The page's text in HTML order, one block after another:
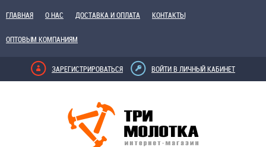
ГЛАВНАЯ О НАС ДОСТАВКА И ОПЛАТА КОНТАКТЫ
ОПТОВЫМ КОМПАНИЯМ
ЗАРЕГИСТРИРОВАТЬСЯ ВОЙТИ В ЛИЧНЫЙ КАБИНЕТ